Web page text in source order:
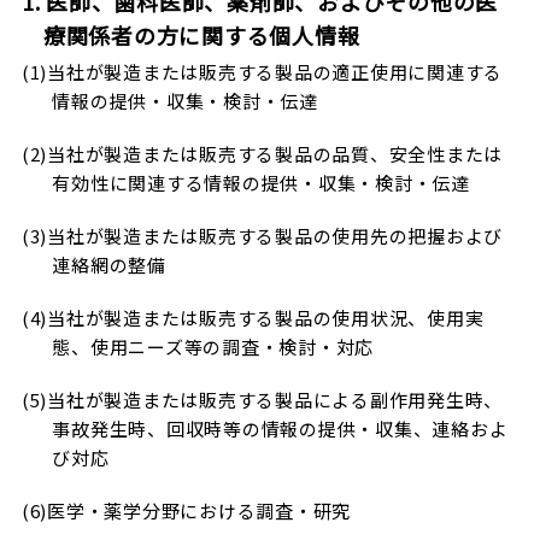
療関係者の方に関する個人情報
(1)当社が製造または販売する製品の適正使用に関連する
情報の提供・収集・検討・伝達
(2)当社が製造または販売する製品の品質、安全性または
有効性に関連する情報の提供・収集・検討・伝達
(3)当社が製造または販売する製品の使用先の把握および
連絡網の整備
(4)当社が製造または販売する製品の使用状況、使用実
態、使用ニーズ等の調査・検討・対応
(5)当社が製造または販売する製品による副作用発生時、
事故発生時、回収時等の情報の提供・収集、連絡およ
び対応
(6)医学・薬学分野における調査・研究